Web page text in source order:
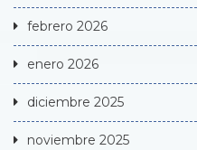
febrero 2026
enero 2026
diciembre 2025
noviembre 2025